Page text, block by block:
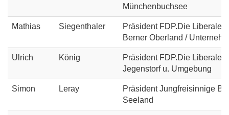
Münchenbuchsee
Mathias Siegenthaler
Präsident FDP.Die Liberalen
Berner Oberland /
Ulrich König
Präsident FDP.Die Liberalen
Jegenstorf u. Umgebung
Simon Leray
Präsident Jungfreisinnige
Seeland